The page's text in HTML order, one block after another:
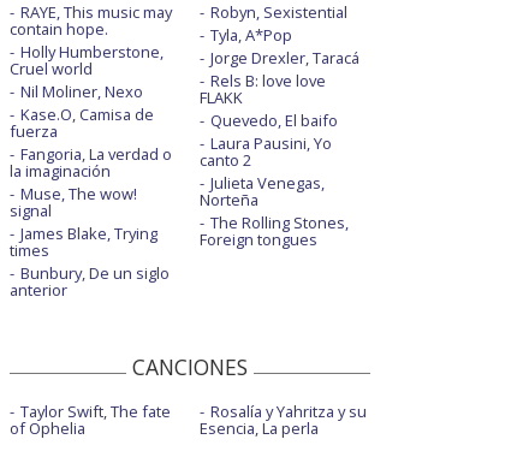
RAYE, This music may
contain hope.
Holly Humberstone,
Cruel world
Nil Moliner, Nexo
Kase.O, Camisa de
fuerza
Fangoria, La verdad o
la imaginación
Muse, The wow!
signal
James Blake, Trying
times
Bunbury, De un siglo
anterior
Robyn, Sexistential
Tyla, A*Pop
Jorge Drexler, Taracá
Rels B: love love
FLAKK
Quevedo, El baifo
Laura Pausini, Yo
canto 2
Julieta Venegas,
Norteña
The Rolling Stones,
Foreign tongues
CANCIONES
Taylor Swift, The fate
of Ophelia
Rosalía y Yahritza y su
Esencia, La perla